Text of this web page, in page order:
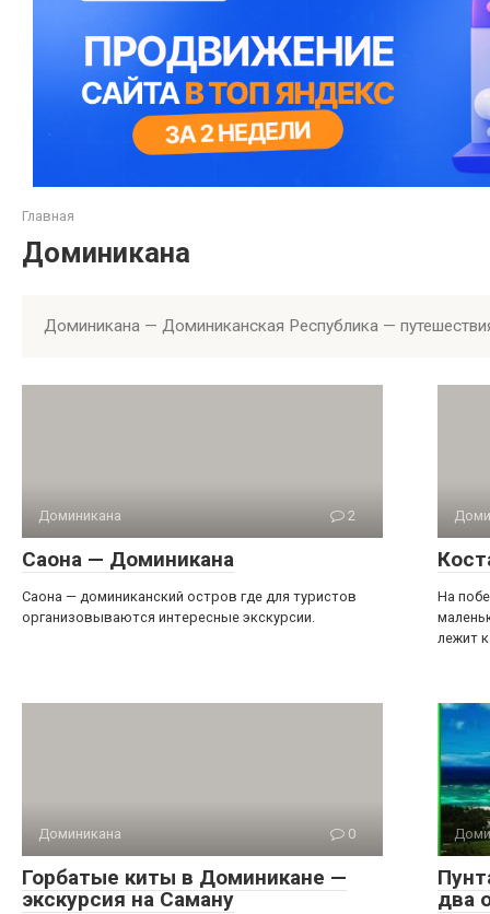
Главная
Доминикана
Доминикана — Доминиканская Республика —
Доминикана 2
Саона — Доминикана
Саона — доминиканский остров где для туристов
организовываются интересные экскурсии.
На
лежит
Доминикана 0
Горбатые киты в Доминикане —
экскурсия на Саману
два